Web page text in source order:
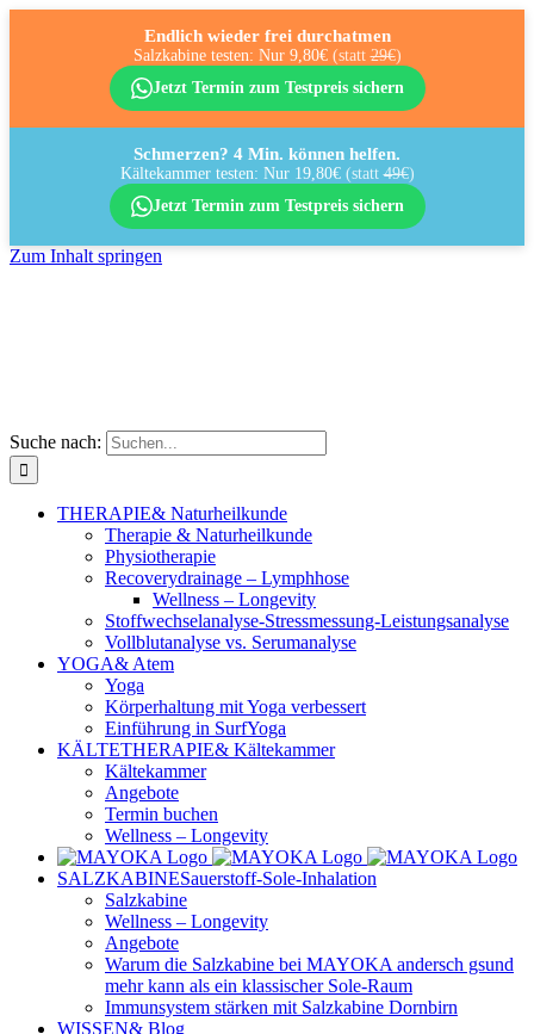
Endlich wieder frei durchatmen
Salzkabine testen: Nur 9,80€ (statt29€)
Jetzt Termin zum Testpreis sichern
Schmerzen? 4 Min. können helfen.
Kältekammer testen: Nur 19,80€ (statt49€)
Jetzt Termin zum Testpreis sichern
Zum Inhalt springen
Suche nach:
THERAPIE& Naturheilkunde
Therapie & Naturheilkunde
Physiotherapie
Recoverydrainage – Lymphhose
Wellness – Longevity
Stoffwechselanalyse-Stressmessung-Leistungsanalyse
Vollblutanalyse vs. Serumanalyse
YOGA& Atem
Yoga
Körperhaltung mit Yoga verbessert
Einführung in SurfYoga
KÄLTETHERAPIE& Kältekammer
Kältekammer
Angebote
Termin buchen
Wellness – Longevity
SALZKABINESauerstoff-Sole-Inhalation
Salzkabine
Wellness – Longevity
Angebote
Warum die Salzkabine bei MAYOKA andersch gsund
mehr kann als ein klassischer Sole-Raum
Immunsystem stärken mit Salzkabine Dornbirn
WISSEN& Blog